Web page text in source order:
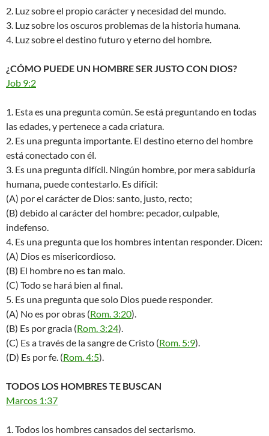
2. Luz sobre el propio carácter y necesidad del mundo.
3. Luz sobre los oscuros problemas de la historia humana.
4. Luz sobre el destino futuro y eterno del hombre.
¿CÓMO PUEDE UN HOMBRE SER JUSTO CON DIOS?
Job 9:2
1. Esta es una pregunta común. Se está preguntando en todas
las edades, y pertenece a cada criatura.
2. Es una pregunta importante. El destino eterno del hombre
está conectado con él.
3. Es una pregunta difícil. Ningún hombre, por mera sabiduría
humana, puede contestarlo. Es difícil:
(A) por el carácter de Dios: santo, justo, recto;
(B) debido al carácter del hombre: pecador, culpable,
indefenso.
4. Es una pregunta que los hombres intentan responder. Dicen:
(A) Dios es misericordioso.
(B) El hombre no es tan malo.
(C) Todo se hará bien al final.
5. Es una pregunta que solo Dios puede responder.
(A) No es por obras (Rom. 3:20).
(B) Es por gracia (Rom. 3:24).
(C) Es a través de la sangre de Cristo (Rom. 5:9).
(D) Es por fe. (Rom. 4:5).
TODOS LOS HOMBRES TE BUSCAN
Marcos 1:37
1. Todos los hombres cansados del sectarismo.